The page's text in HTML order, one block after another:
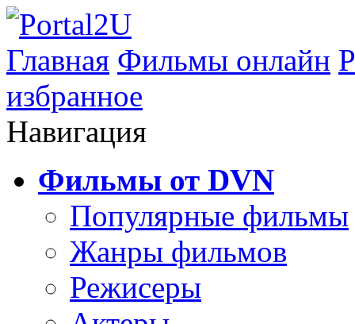
Главная Фильмы онлайн
избранное
Навигация
Фильмы от DVN
Популярные фильмы
Жанры фильмов
Режисеры